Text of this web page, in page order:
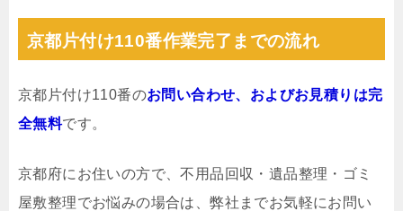
京都片付け110番作業完了までの流れ
京都片付け110番のお問い合わせ、およびお見積りは完
全無料です。
京都府にお住いの方で、不用品回収・遺品整理・ゴミ
屋敷整理でお悩みの場合は、弊社までお気軽にお問い